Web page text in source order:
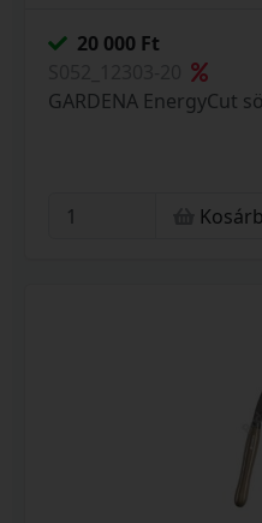
20 000 Ft
GARDENA EnergyCut